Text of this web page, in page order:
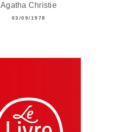
Agatha Christie
03/09/1978